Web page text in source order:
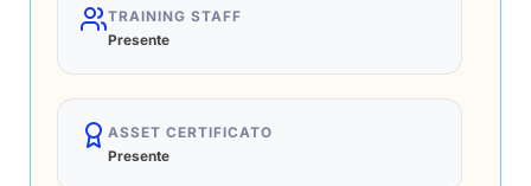
TRAINING STAFF
Presente
ASSET CERTIFICATO
Presente